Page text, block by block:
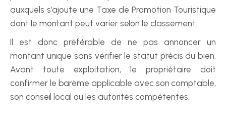
auxquels s’ajoute une Taxe de Promotion Touristique
dont le montant peut varier selon le classement.
Il est donc préférable de ne pas annoncer un
montant unique sans vérifier le statut précis du bien.
Avant toute exploitation, le propriétaire doit
confirmer le barème applicable avec son comptable,
son conseil local ou les autorités compétentes.